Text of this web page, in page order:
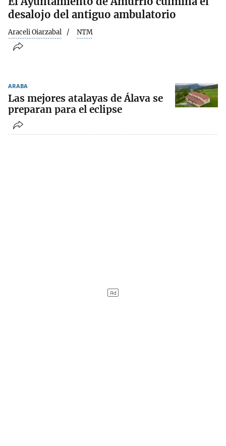
desalojo del antiguo ambulatorio
Araceli Oiarzabal NTM
ARABA
Las mejores atalayas de Álava se
preparan para el eclipse